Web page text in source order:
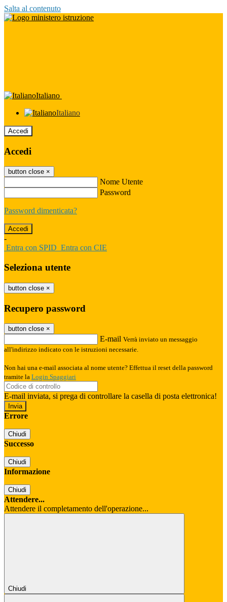
Salta al contenuto
Italiano
Italiano
Accedi
Accedi
button close ×
Nome Utente
Password
Password dimenticata?
-
Entra con SPID Entra con CIE
Seleziona utente
button close ×
Recupero password
button close ×
E-mail Verrà inviato un messaggio
all'indirizzo indicato con le istruzioni necessarie.
Non hai una e-mail associata al nome utente? Effettua il reset della password
tramite la Login Spaggiari
E-mail inviata, si prega di controllare la casella di posta elettronica!
Errore
Chiudi
Successo
Chiudi
Informazione
Chiudi
Attendere...
Attendere il completamento dell'operazione...
Chiudi